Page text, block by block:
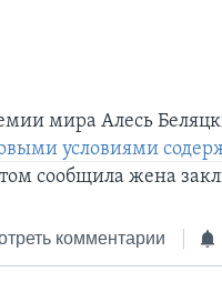
мира Алесь
условиями
сообщила жена
комментарии